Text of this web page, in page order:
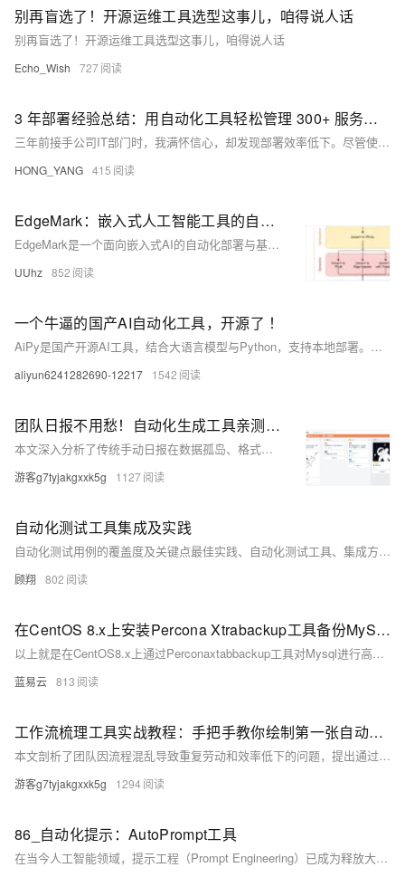
别再盲选了！开源运维工具选型这事儿，咱得说人话
别再盲选了！开源运维工具选型这事儿，咱得说人话
Echo_Wish 727
3 年部署经验总结：用自动化工具轻松管理 300+ 服务器开源软件
三年前接手公司IT部门时，我满怀信心，却发现部署效率低下。尽管使用了GitLab、Jenkins、Zabbix等100+开源工具，部署仍耗时费力。文档厚重如百科，却难解实际困境。一次凌晨三点的加班让我下定决心改变现状。偶然看到一篇国外博客，介绍了自动化部署的高效方式，我深受启发。
HONG_YANG 415
EdgeMark：嵌入式人工智能工具的自动化与基准测试系统——论文阅读
EdgeMark是一个面向嵌入式AI的自动化部署与基准测试系统，支持TensorFlow Lite Micro、Edge Impulse等主流工具，通过模块化架构实现模型生成、优化、转换与部署全流程自动化，并提供跨平台性能对比，助力开发者在资源受限设备上高效选择与部署AI模型。
UUhz 852
一个牛逼的国产AI自动化工具，开源了 ！
AiPy是国产开源AI工具，结合大语言模型与Python，支持本地部署。用户只需用自然语言描述需求，即可自动生成并执行代码，轻松实现数据分析、清洗、可视化等任务，零基础也能玩转编程，被誉为程序员的智能助手。
aliyun6241282690-12217 1542
团队日报不用愁！自动化生成工具亲测：任务进度实时同步
本文深入分析了传统手动日报在数据孤岛、格式混乱和时效性差三大痛点，并探讨了自动化日报带来的效率提升、决策优化等四大核心价值。通过对板栗看板、SmartBrief、n8n 等六款主流工具的功能、适用场景及实战效果进行测评，为企业提供科学的选型建议与实施路径。
游客g7tyjakgxxk5g 1127
自动化测试工具集成及实践
自动化测试用例的覆盖度及关键点最佳实践、自动化测试工具、集成方法、自动化脚本编写等（兼容多语言（Java、Python、Go、C++、C#等）、多框架（Spring、React、Vue等））
顾翔 802
在CentOS 8.x上安装Percona Xtrabackup工具备份MySQL数据步骤。
以上就是在CentOS8.x上通过Perconaxtabbackup工具对Mysql进行高效率、高可靠性、无锁定影响地实现在线快速全量及增加式数据库资料保存与恢复流程。通过以上流程可以有效地将Mysql相关资料按需求完成定期或不定期地保存与灾难恢复需求。
蓝易云 813
工作流梳理工具实战教程：手把手教你绘制第一张自动化流程图
本文剖析了团队因流程混乱导致重复劳动和效率低下的问题，提出通过工作流梳理提升协作效率的解决方案。总结了流程梳理的六大核心需求，并深度测评了6款主流工具，国内有板栗看板那，国外有kiss flow结合团队规模与需求提供选型建议，助力企业高效落地流程优化。
游客g7tyjakgxxk5g 1294
86_自动化提示：AutoPrompt工具
在当今人工智能领域，提示工程（Prompt Engineering）已成为释放大语言模型（LLM）潜能的关键技术。随着LLM规模和能力的不断增长，如何设计高效、精确的提示词成为研究和应用的焦点。然而，传统的手工提示工程面临着巨大挑战